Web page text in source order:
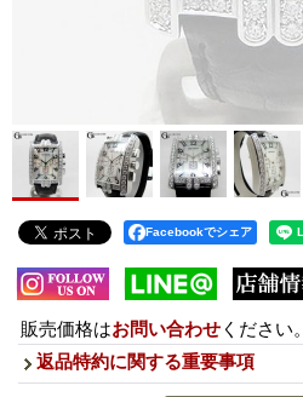
Facebookでシェア
販売価格はお問い合わせ ください。
返品特約に関する重要事項